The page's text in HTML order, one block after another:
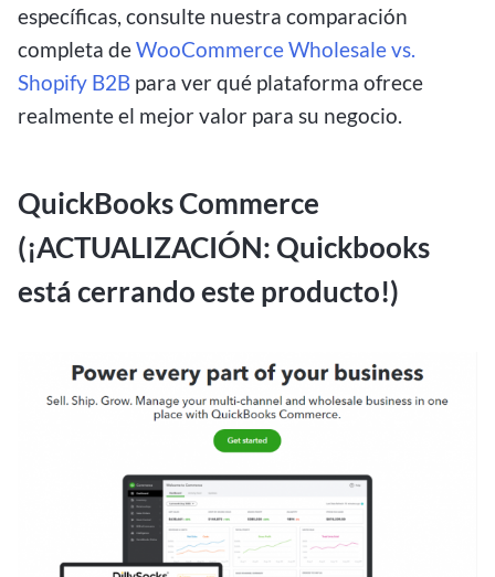
específicas, consulte nuestra comparación
completa deWooCommerce Wholesale vs.
Shopify B2B para ver qué plataforma ofrece
realmente el mejor valor para su negocio.
QuickBooks Commerce
(¡ACTUALIZACIÓN: Quickbooks
está cerrando este producto!)